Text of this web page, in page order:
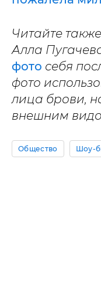
Читайте
Алла
фото себя
фото
лица брови,
внешним
Общество Шоу-